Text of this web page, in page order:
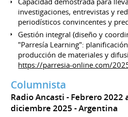
investigaciones, entrevistas y
periodísticos convincentes y
Gestión integral (diseño y
"Parresía Learning":
producción de materiales y
https://parresia-online.com/
Columnista
Radio Ancasti
Febrero 2022
diciembre 2025 Argentina